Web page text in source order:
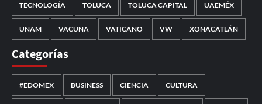
TECNOLOGÍA TOLUCA TOLUCA CAPITAL UAEMÉX
UNAM VACUNA VATICANO VW XONACATLÁN
Categorías
#EDOMEX BUSINESS CIENCIA CULTURA